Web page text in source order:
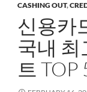
CASHING OUT,
신용카
국내 최
트 TOP